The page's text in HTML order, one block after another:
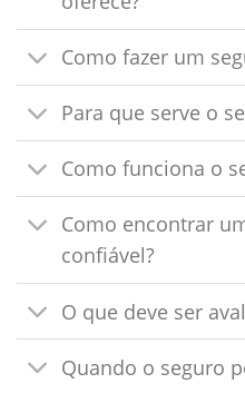
Como fazer um
Para que serve o
Como funciona o
Como encontrar
confiável?
O que deve ser
Quando o seguro